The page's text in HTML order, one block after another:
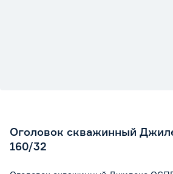
Оголовок скважинный
160/32